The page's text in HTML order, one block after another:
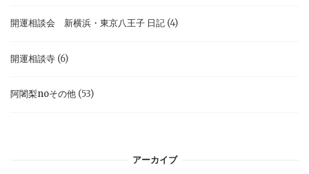
開運相談会 新横浜・東京八王子 日記 (4)
開運相談寺 (6)
阿闍梨noその他 (53)
アーカイブ